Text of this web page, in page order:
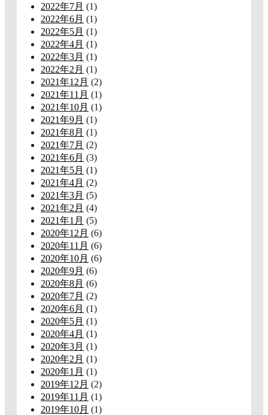
2022年7月 (1)
2022年6月 (1)
2022年5月 (1)
2022年4月 (1)
2022年3月 (1)
2022年2月 (1)
2021年12月 (2)
2021年11月 (1)
2021年10月 (1)
2021年9月 (1)
2021年8月 (1)
2021年7月 (2)
2021年6月 (3)
2021年5月 (1)
2021年4月 (2)
2021年3月 (5)
2021年2月 (4)
2021年1月 (5)
2020年12月 (6)
2020年11月 (6)
2020年10月 (6)
2020年9月 (6)
2020年8月 (6)
2020年7月 (2)
2020年6月 (1)
2020年5月 (1)
2020年4月 (1)
2020年3月 (1)
2020年2月 (1)
2020年1月 (1)
2019年12月 (2)
2019年11月 (1)
2019年10月 (1)